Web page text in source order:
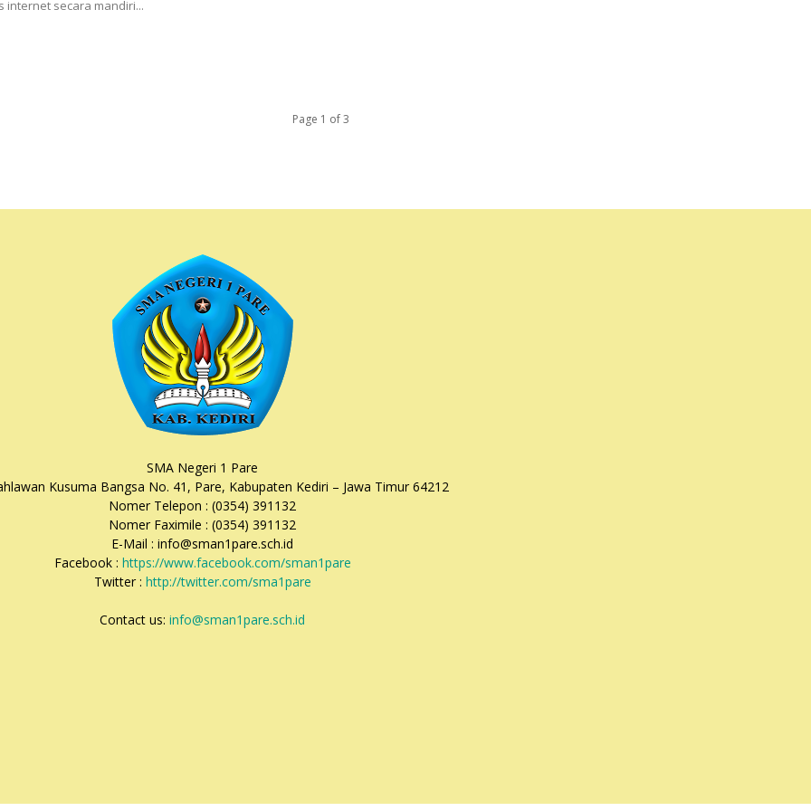
internet secara mandiri...
Page 1 of 3
SMA Negeri 1 Pare
Kusuma Bangsa No. 41, Pare, Kabupaten Kediri – Jawa Timur 64212
Nomer Telepon : (0354) 391132
Nomer Faximile : (0354) 391132
E-Mail : info@sman1pare.sch.id
Facebook : https://www.facebook.com/sman1pare
Twitter : http://twitter.com/sma1pare
Contact us:info@sman1pare.sch.id